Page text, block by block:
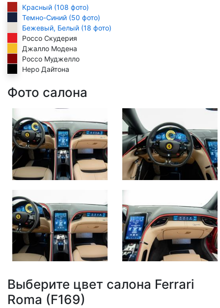
Красный (108 фото)
Темно-Синий (50 фото)
Бежевый, Белый (18 фото)
Россо Скудерия
Джалло Модена
Россо Муджелло
Неро Дайтона
Фото салона
Выберите цвет салона Ferrari
Roma (F169)